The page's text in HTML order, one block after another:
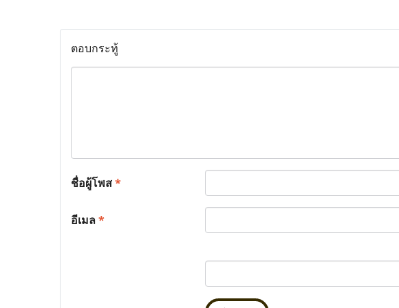
ตอบกระทู้
ชื่อผู้โพส*
อีเมล*